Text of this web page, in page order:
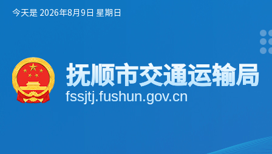
今天是 2026年8月9日 星期日
抚顺市交通运输局
fssjtj.fushun.gov.cn